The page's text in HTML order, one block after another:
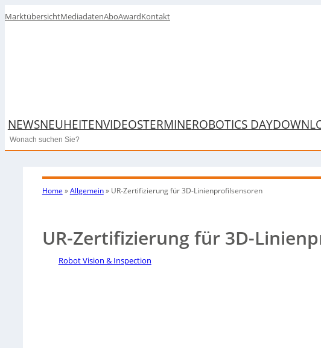
MarktübersichtMediadatenAboAwardKontakt
NEWSNEUHEITENVIDEOSTERMINEROBOTICS DAY
Search
Home »Allgemein» UR-Zertifizierung für 3D-Linienprofilsensoren
UR-Zertifizierung für 3D-
Robot Vision & Inspection